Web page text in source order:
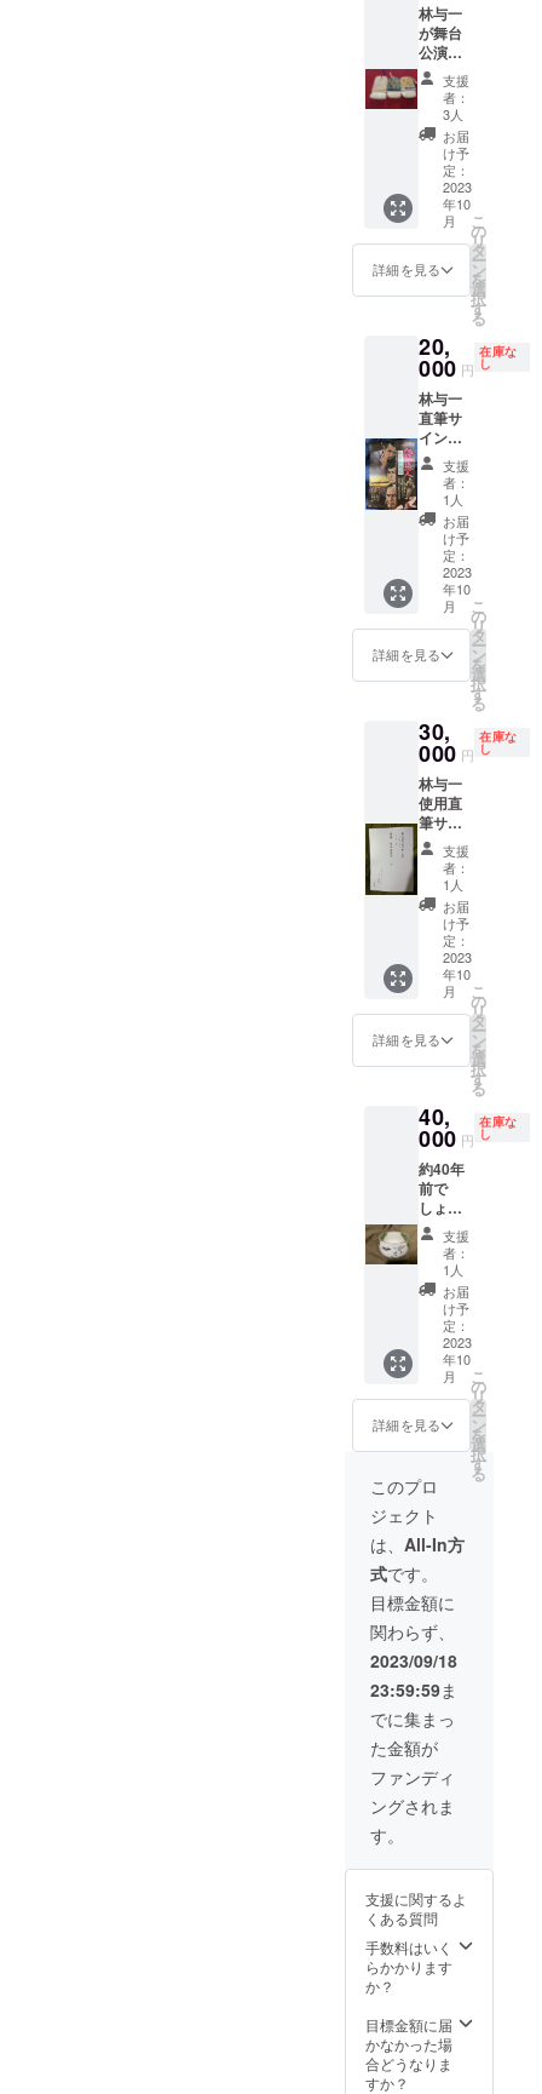
き。
交通
費、並
びに食
事代等
はご負
担下さ
い）。
講演や
舞踊披
露な
ど、ご
希望を
お聞か
せ下さ
致しま
す。
林与一
が舞台
公演で
使用し
た化粧
刷毛。
縦約7セ
ンチ×幅
4セン
チ。先
着順で
写真か
らご希
望の物
をご指
定下さ
希望で
サイン
もお入
れ致し
ます。
サイン
入りパ
ンフ
レッ
ト、手
拭付
き。
支援
者：
3人
お届
け予
定：
2023
年10
月
詳細を見る
こ
の
リ
タ
ー
ン
を
選
択
す
る
20,
000 円
在庫な
し
林与一
直筆サ
イン入
り映画
『必殺
仕事
人 梅
安蟻地
獄』ポ
ター。
B2サイ
ズ
（72.8
センチ
51.5セ
チ）。
昭和48
年9月公
開時の
オリジ
ナルポ
スター
です。
50年前
のもの
なの
で、ポ
スター
の天地
に少々
破れが
ござい
だける
と差し
支えご
ざいま
せん。
サイン
入り
『新
説 雪
之丞変
化』パ
ンフ
レット
と手拭
付き。
支援
者：
1人
お届
け予
定：
2023
年10
月
詳細を見る
こ
の
リ
タ
ー
ン
を
選
択
す
る
30,
000 円
在庫な
し
林与一
使用直
筆サイ
ン入り
『新
説 雪
之丞変
化』稽
古台
本。サ
イン入
りパン
フレッ
ト、手
拭付
き。
支援
者：
1人
お届
け予
定：
2023
年10
月
詳細を見る
こ
の
リ
タ
ー
ン
を
選
択
す
る
40,
000 円
在庫な
し
約40年
前で
しょう
か、
私、林
与一が
監修、
デザイ
ンした
加藤忠
作 織部
茶碗で
す。未
使用で
す。サ
イズ 直
径１２
ｃｍ 高
さ７ｃ
ｍ。 共
木箱に
私の箱
書きと
押印が
ありま
す。よ
ろしく
お願い
致しま
す。
支援
者：
1人
お届
け予
定：
2023
年10
月
詳細を見る
こ
の
リ
タ
ー
ン
を
選
択
す
る
このプロ
ジェクト
は、 All-In方
式です。
目標金額に
関わらず、
2023/09/18
23:59:59ま
でに集まっ
た金額が
ファンディ
ングされま
す。
支援に関するよ
くある質問
手数料はいく
らかかります
か？
目標金額に届
かなかった場
合どうなりま
すか？